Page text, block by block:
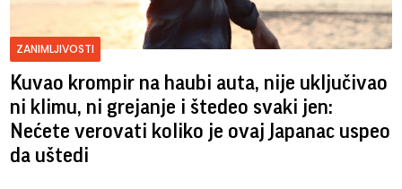
ZANIMLJIVOSTI
Kuvao krompir na haubi auta, nije uključivao
ni klimu, ni grejanje i štedeo svaki jen:
Nećete verovati koliko je ovaj Japanac uspeo
da uštedi